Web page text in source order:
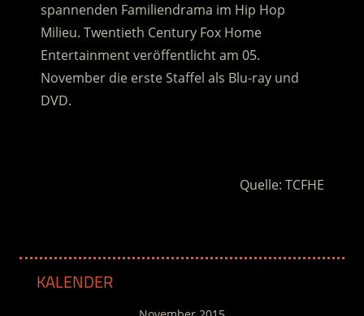
spannenden Familiendrama im Hip Hop
Milieu. Twentieth Century Fox Home
Entertainment veröffentlicht am 05.
November die erste Staffel als Blu-ray und
DVD.
Quelle: TCFHE
KALENDER